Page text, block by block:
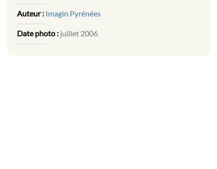
Auteur : Imagin Pyrénées
Date photo : juillet 2006